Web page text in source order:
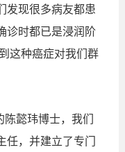
发现很多病友都患
诊时都已是浸润阶
这种癌症对我们群
懿玮博士，我们
任，并建立了专门